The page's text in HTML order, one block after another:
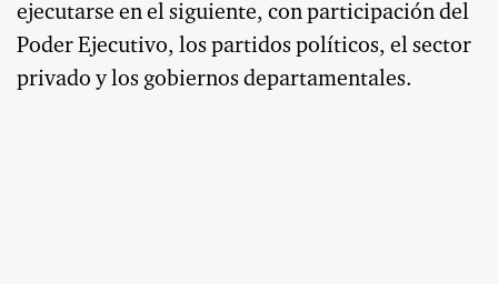
ejecutarse en el siguiente, con participación del
Poder Ejecutivo, los partidos políticos, el sector
privado y los gobiernos departamentales.